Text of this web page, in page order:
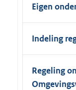
Eigen
Indeling
Regeling